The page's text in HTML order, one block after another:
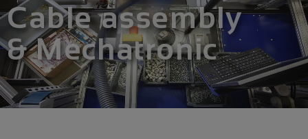
Cable assembly
& Mechatronic